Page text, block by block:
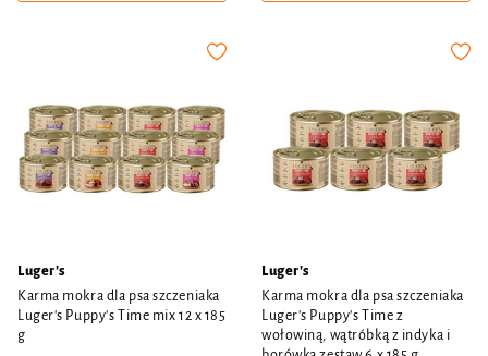
Luger's
Karma mokra dla psa szczeniaka
Luger's Puppy's Time mix 12 x 185
g
Luger's
Karma mokra dla psa szczeniaka
Luger's Puppy's Time z
wołowiną, wątróbką z indyka i